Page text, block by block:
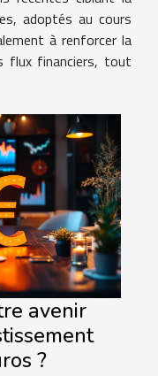
adoptés au cours
à renforcer la
flux financiers, tout
avenir
?